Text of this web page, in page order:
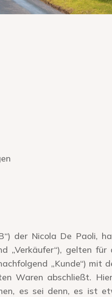
der Nicola De Paoli,
„Verkäufer“), gelten für
„Kunde“) mit
Waren abschließt.
es sei denn, es ist